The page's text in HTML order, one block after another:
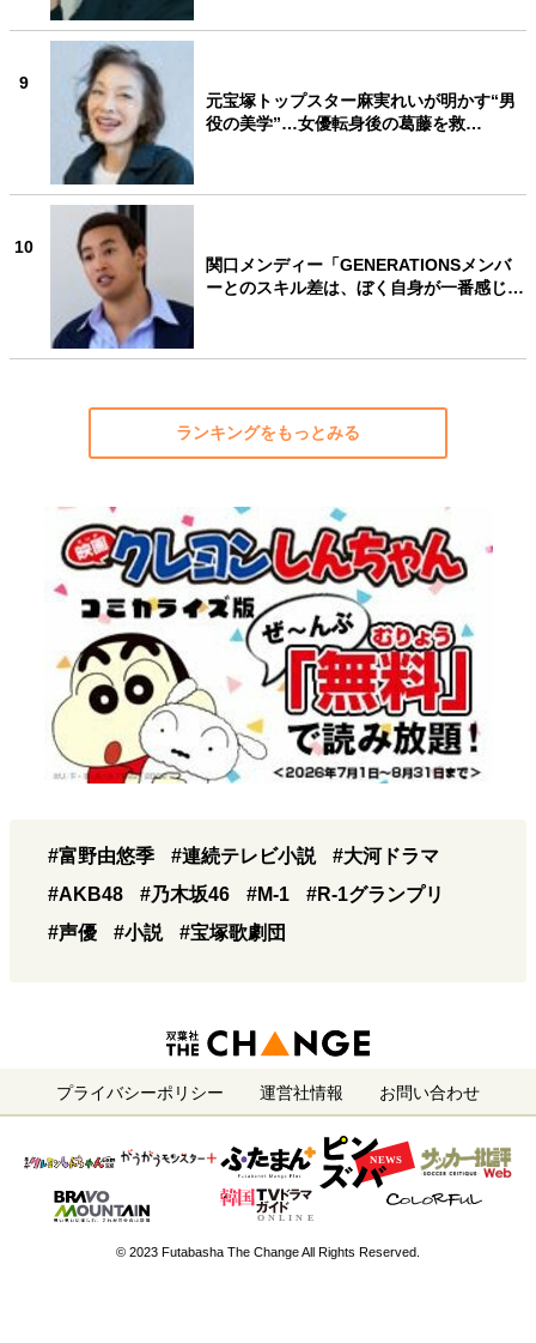
9
元宝塚トップスター麻実れいが明かす“男
役の美学”…女優転身後の葛藤を救…
10
関口メンディー「GENERATIONSメンバ
ーとのスキル差は、ぼく自身が一番感じ…
ランキングをもっとみる
#富野由悠季 #連続テレビ小説
#大河ドラマ
#AKB48
#乃木坂46 #M-1
#R-1グランプリ
#声優
#小説 #宝塚歌劇団
プライバシーポリシー 運営社情報 お問い合わせ
© 2023 Futabasha The Change All Rights Reserved.